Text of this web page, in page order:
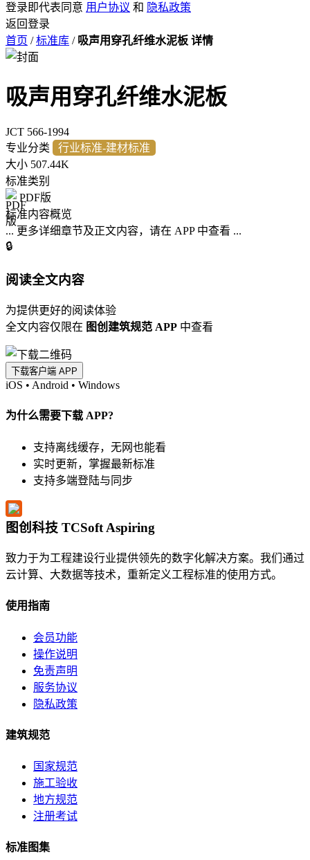
登录即代表同意 用户协议 和 隐私政策
返回登录
首页 / 标准库 / 吸声用穿孔纤维水泥板 详情
吸声用穿孔纤维水泥板
JCT 566-1994
专业分类
行业标准-建材标准
大小 507.44K
标准类别
PDF版
标准内容概览
... 更多详细章节及正文内容，请在 APP 中查看 ...
🔒
阅读全文内容
为提供更好的阅读体验
全文内容仅限在 图创建筑规范 APP 中查看
下载客户端 APP
iOS • Android • Windows
为什么需要下载 APP?
支持离线缓存，无网也能看
实时更新，掌握最新标准
支持多端登陆与同步
图创科技 TCSoft Aspiring
致力于为工程建设行业提供领先的数字化解决方案。我们通过
云计算、大数据等技术，重新定义工程标准的使用方式。
使用指南
会员功能
操作说明
免责声明
服务协议
隐私政策
建筑规范
国家规范
施工验收
地方规范
注册考试
标准图集